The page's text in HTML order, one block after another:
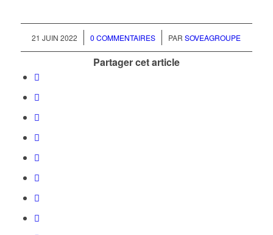
21 JUIN 2022
/ 0 COMMENTAIRES
/ PARSOVEAGROUPE
Partager cet article